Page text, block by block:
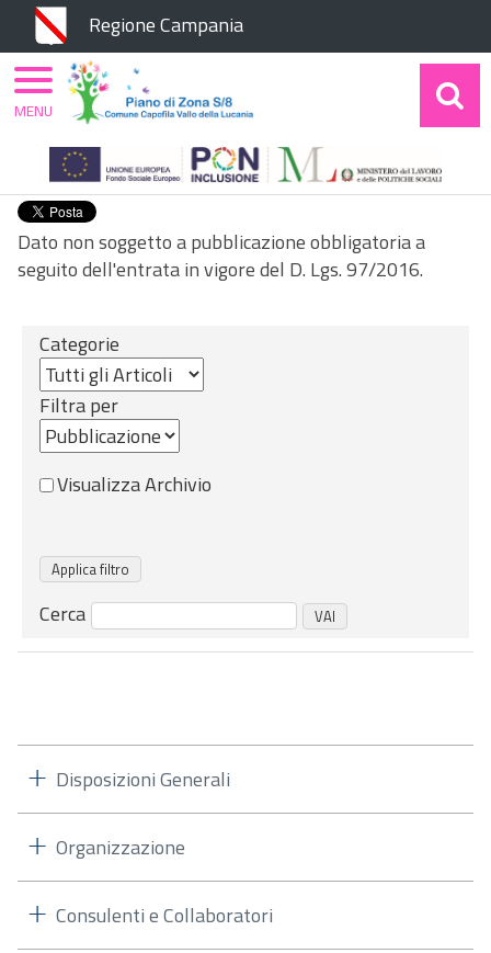
Regione Campania
MENUHome
Amministrazione Trasparente
Performance
Benessere organizzativo
Dato non soggetto a pubblicazione obbligatoria a
seguito dell'entrata in vigore del D. Lgs. 97/2016.
Categorie
Filtra per
Visualizza Archivio
Cerca
Disposizioni Generali
Organizzazione
Consulenti e Collaboratori